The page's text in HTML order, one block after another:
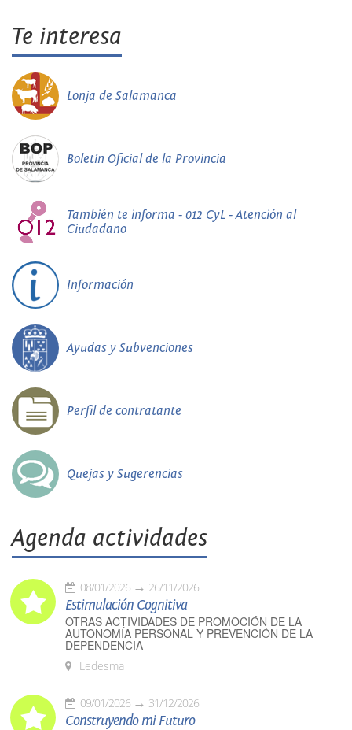
Te interesa
Lonja de Salamanca
Boletín Oficial de la Provincia
También te informa - 012 CyL - Atención al
Ciudadano
Información
Ayudas y Subvenciones
Perfil de contratante
Quejas y Sugerencias
Agenda actividades
08/01/2026 26/11/2026
Estimulación Cognitiva
OTRAS ACTIVIDADES DE PROMOCIÓN DE LA
AUTONOMÍA PERSONAL Y PREVENCIÓN DE LA
DEPENDENCIA
Ledesma
09/01/2026 31/12/2026
Construyendo mi Futuro